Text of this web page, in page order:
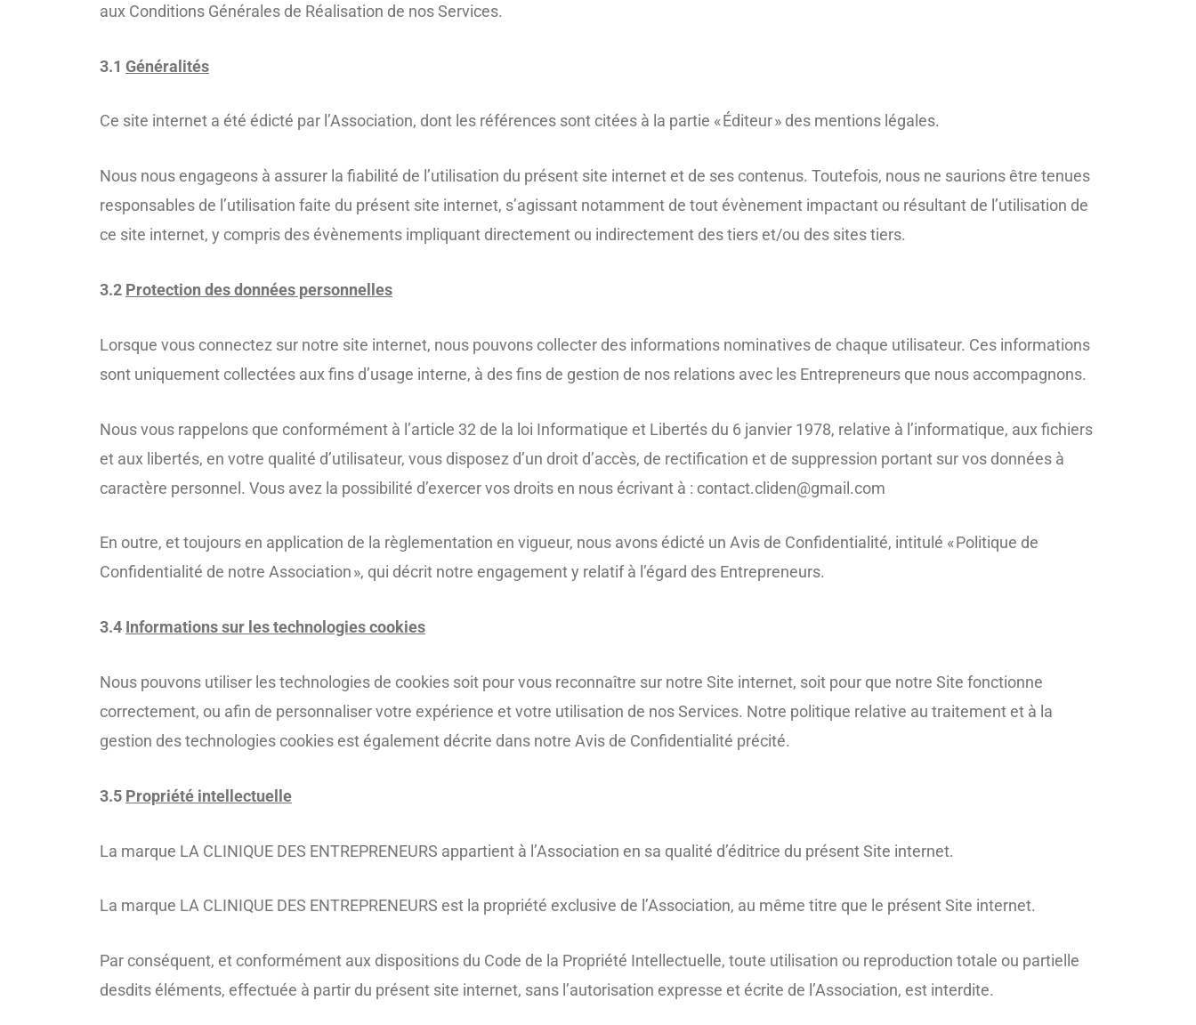
aux Conditions Générales de Réalisation de nos Services.
3.1 Généralités
Ce site internet a été édicté par l’Association, dont les références sont citées à la partie « Éditeur » des mentions légales.
Nous nous engageons à assurer la fiabilité de l’utilisation du présent site internet et de ses contenus. Toutefois, nous ne saurions être tenues
responsables de l’utilisation faite du présent site internet, s’agissant notamment de tout évènement impactant ou résultant de l’utilisation de
ce site internet, y compris des évènements impliquant directement ou indirectement des tiers et/ou des sites tiers.
3.2 Protection des données personnelles
Lorsque vous connectez sur notre site internet, nous pouvons collecter des informations nominatives de chaque utilisateur. Ces informations
sont uniquement collectées aux fins d’usage interne, à des fins de gestion de nos relations avec les Entrepreneurs que nous accompagnons.
Nous vous rappelons que conformément à l’article 32 de la loi Informatique et Libertés du 6 janvier 1978, relative à l’informatique, aux fichiers
et aux libertés, en votre qualité d’utilisateur, vous disposez d’un droit d’accès, de rectification et de suppression portant sur vos données à
caractère personnel. Vous avez la possibilité d’exercer vos droits en nous écrivant à : contact.cliden@gmail.com
En outre, et toujours en application de la règlementation en vigueur, nous avons édicté un Avis de Confidentialité, intitulé « Politique de
Confidentialité de notre Association », qui décrit notre engagement y relatif à l’égard des Entrepreneurs.
3.4 Informations sur les technologies cookies
Nous pouvons utiliser les technologies de cookies soit pour vous reconnaître sur notre Site internet, soit pour que notre Site fonctionne
correctement, ou afin de personnaliser votre expérience et votre utilisation de nos Services. Notre politique relative au traitement et à la
gestion des technologies cookies est également décrite dans notre Avis de Confidentialité précité.
3.5 Propriété intellectuelle
La marque LA CLINIQUE DES ENTREPRENEURS appartient à l’Association en sa qualité d’éditrice du présent Site internet.
La marque LA CLINIQUE DES ENTREPRENEURS est la propriété exclusive de l’Association, au même titre que le présent Site internet.
Par conséquent, et conformément aux dispositions du Code de la Propriété Intellectuelle, toute utilisation ou reproduction totale ou partielle
desdits éléments, effectuée à partir du présent site internet, sans l’autorisation expresse et écrite de l’Association, est interdite.